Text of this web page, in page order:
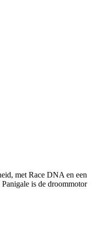
met Race DNA en een
is de droommotor